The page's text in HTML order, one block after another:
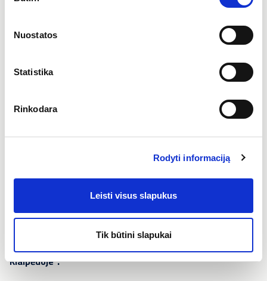
Nuostatos
Statistika
Rinkodara
Rodyti informaciją
Leisti visus slapukus
Tik būtini slapukai
vienkartines išmokas
mokymus
komandos formavimo ir kitus renginius, dovanas, kt.
2500-3100 EUR/mėn., neatskaičius mokesčių.
Atlyginimo dydis priklauso nuo kandidato darbo
patirties, įgūdžių. Esant didesniam finansiniam
lūkesčiui, galimos derybos priklausomai nuo
kandidato turimų kompetencijų ir patirties.
Jei susidomėjai, susisiektelefonu+37063979400 arba
personalas@caverion.comsu pavadinimu
"Šaldymo ir oro kondicionavimo sistemų technikas (-ė)
Klaipėdoje".